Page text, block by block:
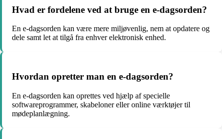
Hvad er fordelene ved at bruge en e-dagsorden?
En e-dagsorden kan være mere miljøvenlig, nem at opdatere og
dele samt let at tilgå fra enhver elektronisk enhed.
Hvordan opretter man en e-dagsorden?
En e-dagsorden kan oprettes ved hjælp af specielle
softwareprogrammer, skabeloner eller online værktøjer til
mødeplanlægning.